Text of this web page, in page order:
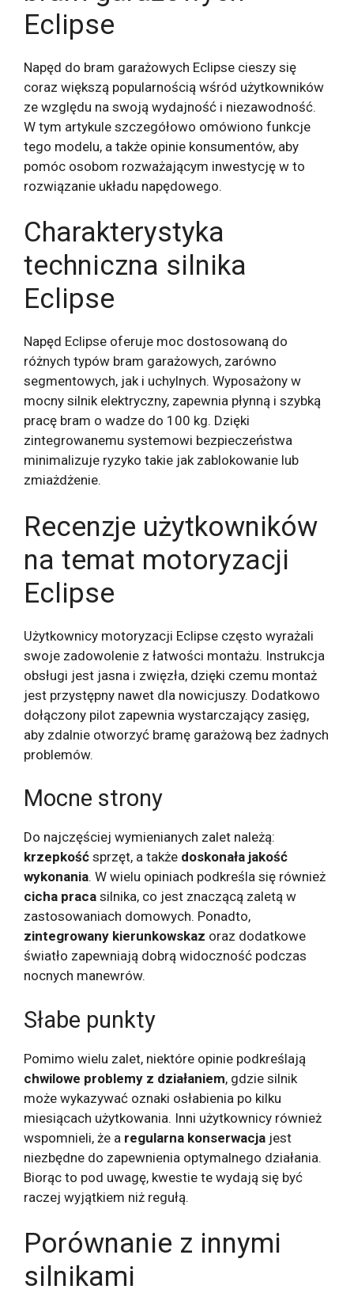
Eclipse
Napęd do bram garażowych Eclipse cieszy się
coraz większą popularnością wśród użytkowników
ze względu na swoją wydajność i niezawodność.
W tym artykule szczegółowo omówiono funkcje
tego modelu, a także opinie konsumentów, aby
pomóc osobom rozważającym inwestycję w to
rozwiązanie układu napędowego.
Charakterystyka
techniczna silnika
Eclipse
Napęd Eclipse oferuje moc dostosowaną do
różnych typów bram garażowych, zarówno
segmentowych, jak i uchylnych. Wyposażony w
mocny silnik elektryczny, zapewnia płynną i szybką
pracę bram o wadze do 100 kg. Dzięki
zintegrowanemu systemowi bezpieczeństwa
minimalizuje ryzyko takie jak zablokowanie lub
zmiażdżenie.
Recenzje użytkowników
na temat motoryzacji
Eclipse
Użytkownicy motoryzacji Eclipse często wyrażali
swoje zadowolenie z łatwości montażu. Instrukcja
obsługi jest jasna i zwięzła, dzięki czemu montaż
jest przystępny nawet dla nowicjuszy. Dodatkowo
dołączony pilot zapewnia wystarczający zasięg,
aby zdalnie otworzyć bramę garażową bez żadnych
problemów.
Mocne strony
Do najczęściej wymienianych zalet należą:
krzepkość sprzęt, a także doskonała jakość
wykonania. W wielu opiniach podkreśla się również
cicha praca silnika, co jest znaczącą zaletą w
zastosowaniach domowych. Ponadto,
zintegrowany kierunkowskaz oraz dodatkowe
światło zapewniają dobrą widoczność podczas
nocnych manewrów.
Słabe punkty
Pomimo wielu zalet, niektóre opinie podkreślają
chwilowe problemy z działaniem, gdzie silnik
może wykazywać oznaki osłabienia po kilku
miesiącach użytkowania. Inni użytkownicy również
wspomnieli, że a regularna konserwacja jest
niezbędne do zapewnienia optymalnego działania.
Biorąc to pod uwagę, kwestie te wydają się być
raczej wyjątkiem niż regułą.
Porównanie z innymi
silnikami